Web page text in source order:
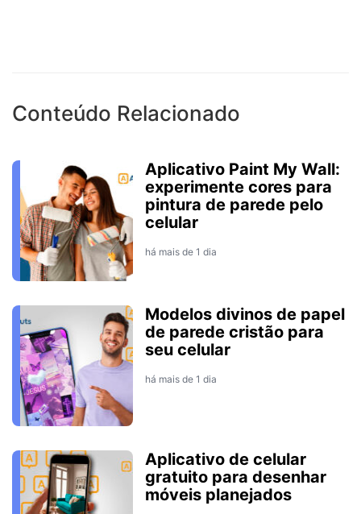
Conteúdo Relacionado
Aplicativo Paint My Wall:
experimente cores para
pintura de parede pelo
celular
há mais de 1 dia
Modelos divinos de papel
de parede cristão para
seu celular
há mais de 1 dia
Aplicativo de celular
gratuito para desenhar
móveis planejados